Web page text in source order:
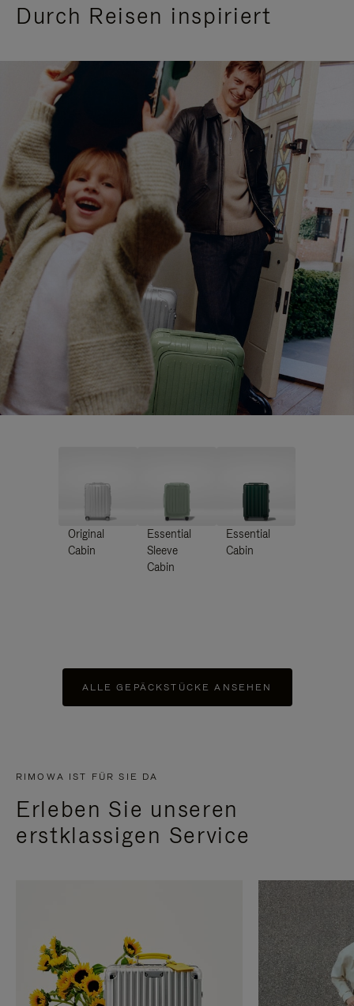
Durch Reisen inspiriert
Original
Cabin
Essential
Sleeve
Cabin
Essential
Cabin
ALLE GEPÄCKSTÜCKE ANSEHEN
RIMOWA IST FÜR SIE DA
Erleben Sie unseren
erstklassigen Service